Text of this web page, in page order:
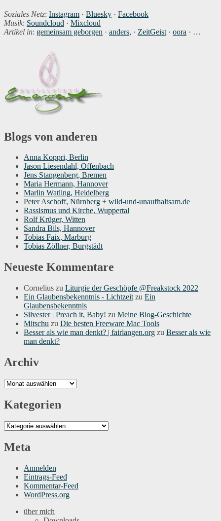
Soziales Netz: Instagram · Bluesky · Facebook
Musik: Soundcloud · Mixcloud
Artikel in: gemeinsam geborgen · anders, · ZeitGeist · oora · …
Blogs von anderen
Anna Koppri, Berlin
Jason Liesendahl, Offenbach
Jens Stangenberg, Bremen
Maria Hermann, Hannover
Marlin Watling, Heidelberg
Peter Aschoff, Nürnberg + wild-und-unaufhaltsam.de
Rassismus und Kirche, Wuppertal
Rolf Krüger, Witten
Sandra Bils, Hannover
Tobias Faix, Marburg
Tobias Zöllner, Burgstädt
Neueste Kommentare
Cornelius zu Liturgie der Geschöpfe @Freakstock 2022
Ein Glaubensbekenntnis - Lichtzeit zu Ein
Glaubensbekenntnis
Silvester | Preach it, Baby! zu Meine Blog-Geschichte
Mitschu zu Die besten Freeware Mac Tools
Besser als wie man denkt? | fairlangen.org zu Besser als wie
man denkt?
Archiv
Archiv
Kategorien
Kategorien
Meta
Anmelden
Eintrags-Feed
Kommentar-Feed
WordPress.org
über mich